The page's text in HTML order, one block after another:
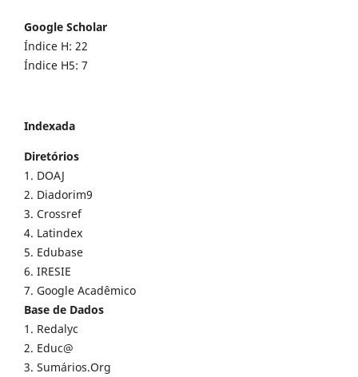
Google Scholar
Índice H: 22
Índice H5: 7
Indexada
Diretórios
1. DOAJ
2. Diadorim9
3. Crossref
4. Latindex
5. Edubase
6. IRESIE
7. Google Acadêmico
Base de Dados
1. Redalyc
2. Educ@
3. Sumários.Org